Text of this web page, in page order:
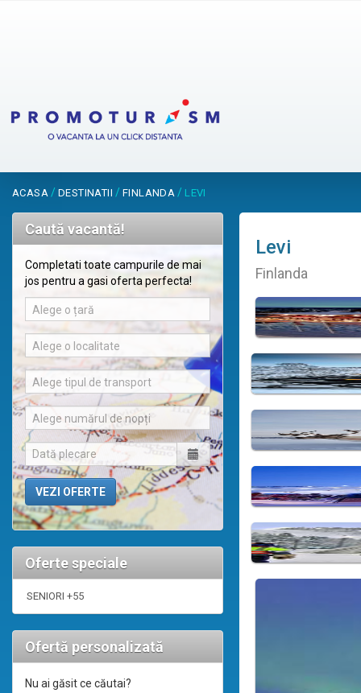
ACASA / DESTINATII / FINLANDA / LEVI
Caută vacantă!
Completati toate campurile de mai
jos pentru a gasi oferta perfecta!
Alege o țară
Alege o localitate
Alege tipul de transport
Alege numărul de nopți
Oferte speciale
SENIORI +55
Ofertă personalizată
Nu ai găsit ce căutai?
Levi
Finlanda